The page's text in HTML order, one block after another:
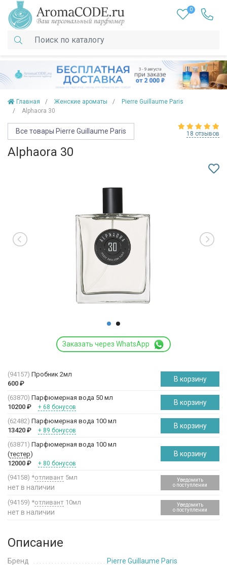
0
Главная Женские ароматы
Pierre Guillaume Paris
Alphaora 30
Все товары Pierre Guillaume Paris 18 отзывов
Alphaora 30
Заказать через WhatsApp
(94157) Пробник 2мл
600 ₽
В корзину
(63870) Парфюмерная вода 50 мл
10200 ₽ + 68 бонусов
В корзину
(62482) Парфюмерная вода 100 мл
13420 ₽ + 89 бонусов
В корзину
(63871) Парфюмерная вода 100 мл
(тестер)
12000 ₽ + 80 бонусов
В корзину
(94158) *отливант 5мл
нет в наличии
Уведомить
о поступлении
(94159) *отливант 10мл
нет в наличии
Уведомить
о поступлении
Описание
Бренд
Pierre Guillaume Paris